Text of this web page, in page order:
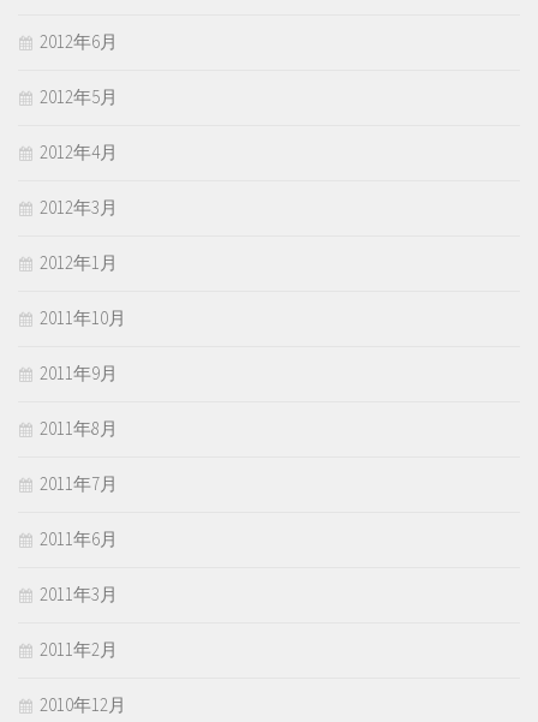
2012年6月
2012年5月
2012年4月
2012年3月
2012年1月
2011年10月
2011年9月
2011年8月
2011年7月
2011年6月
2011年3月
2011年2月
2010年12月